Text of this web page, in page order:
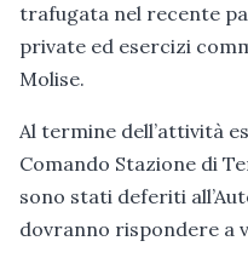
trafugata nel recente
private ed esercizi
Molise.
Al termine dell’attività
Comando Stazione di
sono stati deferiti
dovranno rispondere a